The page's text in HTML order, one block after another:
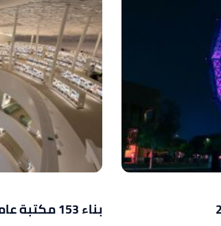
بناء 153 مكتبة عامة ضمن رؤية 2030